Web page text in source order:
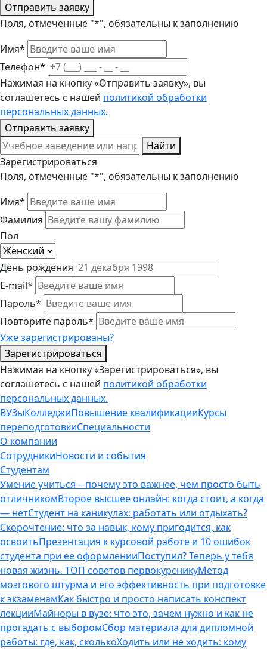
Отправить заявку
Поля, отмеченные "*", обязательны к заполнению
Имя*
Телефон*
Нажимая на кнопку «Отправить заявку», вы
соглашетесь с нашей политикой обработки
персональных данных.
Отправить заявку
Найти
Зарегистрироваться
Поля, отмеченные "*", обязательны к заполнению
Имя*
Фамилия
Пол
День рождения
E-mail*
Пароль*
Повторите пароль*
Уже зарегистрированы?
Зарегистрироваться
Нажимая на кнопку «Зарегистрироваться», вы
соглашетесь с нашей политикой обработки
персональных данных.
ВУЗыКолледжиПовышение квалификацииКурсы
переподготовкиСпециальности
О компании
СотрудникиНовости и события
Студентам
Умение учиться – почему это важнее, чем просто быть
отличникомВторое высшее онлайн: когда стоит, а когда
— нетСтудент на каникулах: работать или отдыхать?
Скорочтение: что за навык, кому пригодится, как
освоитьПрезентация к курсовой работе и 10 ошибок
студента при ее оформленииПоступил? Теперь у тебя
новая жизнь. ТОП советов первокурсникуМетод
мозгового штурма и его эффективность при подготовке
к экзаменамКак быстро и просто написать конспект
лекцииМайноры в вузе: что это, зачем нужно и как не
прогадать с выборомСбор материала для дипломной
работы: где, как, сколькоХодить или не ходить: кому